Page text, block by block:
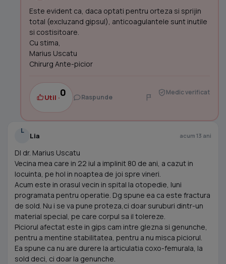
Este evident ca, daca optati pentru orteza si sprijin
total (excluzand gipsul), anticoagulantele sunt inutile
si costisitoare.
Cu stima,
Marius Uscatu
Chirurg Ante-picior
Util ·0 Raspunde
Medic verificat
L
Lia acum 13 ani
Dl dr. Marius Uscatu
Vecina mea care in 22 iul a implinit 80 de ani, a cazut in
locuinta, pe hol in noaptea de joi spre vineri.
Acum este in orasul vecin in spital la otopedie, luni
programata pentru operatie. Dg spune ea ca este fractura
de sold. Nu i se va pune proteza,ci doar suruburi dintr-un
material special, pe care corpul sa il tolereze.
Piciorul afectat este in gips cam intre glezna si genunche,
pentru a mentine stabilitatea, pentru a nu misca piciorul.
Ea spune ca nu are durere la articulatia coxo-femurala, la
sold deci, ci doar la genunche.